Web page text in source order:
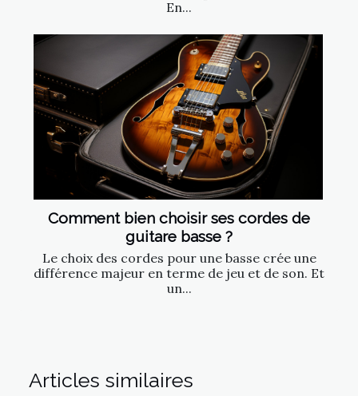
En...
Comment bien choisir ses cordes de
guitare basse ?
Le choix des cordes pour une basse crée une
différence majeur en terme de jeu et de son. Et
un...
Articles similaires